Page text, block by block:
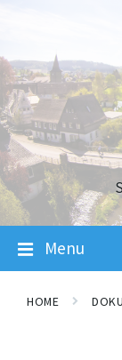
navigation
Menu
HOME